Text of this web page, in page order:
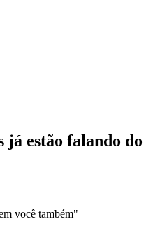
já estão falando do
você também"